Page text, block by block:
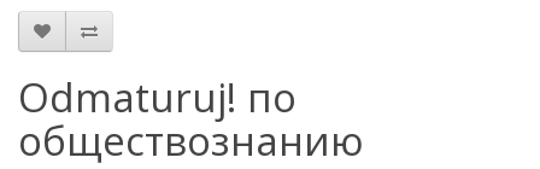
Odmaturuj! по
обществознанию